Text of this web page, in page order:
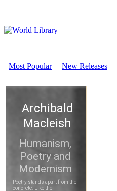
Most Popular New Releases